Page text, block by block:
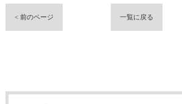
< 前のページ 一覧に戻る